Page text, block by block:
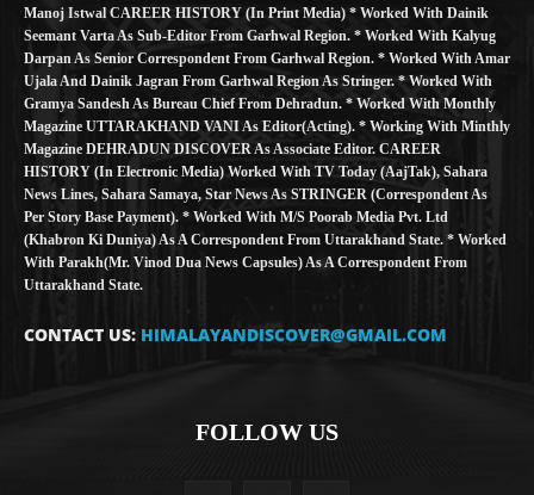
Manoj Istwal CAREER HISTORY (in Print Media) * Worked With Dainik
Seemant Varta As Sub-Editor From Garhwal Region. * Worked With Kalyug
Darpan As Senior Correspondent From Garhwal Region. * Worked With Amar
Ujala And Dainik Jagran From Garhwal Region As Stringer. * Worked With
Gramya Sandesh As Bureau Chief From Dehradun. * Worked With Monthly
Magazine UTTARAKHAND VANI As Editor(Acting). * Working With Minthly
Magazine DEHRADUN DISCOVER As Associate Editor. CAREER
HISTORY (in Electronic Media) Worked With TV Today (AajTak), Sahara
News Lines, Sahara Samaya, Star News As STRINGER (Correspondent As
Per Story Base Payment). * Worked With M/S Poorab Media Pvt. Ltd
(Khabron Ki Duniya) As A Correspondent From Uttarakhand State. * Worked
With Parakh(Mr. Vinod Dua News Capsules) As A Correspondent From
Uttarakhand State.
CONTACT US: HIMALAYANDISCOVER@GMAIL.COM
FOLLOW US